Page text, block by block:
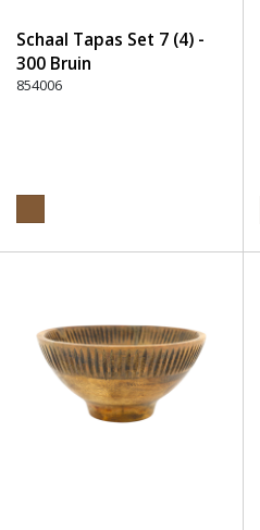
Schaal Tapas Set 7 (4) -
300 Bruin
854006